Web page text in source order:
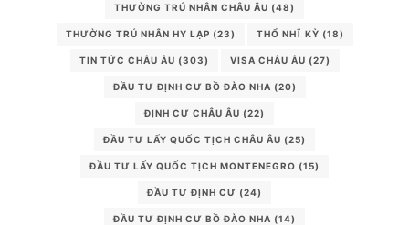
THƯỜNG TRÚ NHÂN CHÂU ÂU (48)
THƯỜNG TRÚ NHÂN HY LẠP (23) THỔ NHĨ KỲ (18)
TIN TỨC CHÂU ÂU (303) VISA CHÂU ÂU (27)
ĐẦU TƯ ĐỊNH CƯ BỒ ĐÀO NHA (20)
ĐỊNH CƯ CHÂU ÂU (22)
ĐẦU TƯ LẤY QUỐC TỊCH CHÂU ÂU (25)
ĐẦU TƯ LẤY QUỐC TỊCH MONTENEGRO (15)
ĐẦU TƯ ĐỊNH CƯ (24)
ĐẦU TƯ ĐỊNH CƯ BỒ ĐÀO NHA (14)